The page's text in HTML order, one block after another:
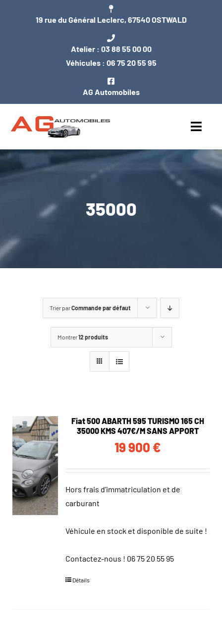
19 rue du Général Leclerc, 67540 OSTWALD
Atelier : 03 88 55 00 00
Véhicules : 06 75 20 55 95
AG Automobiles
ACCUEIL
ENTRETIEN / MÉCANIQUE
CARROSSERIE / VITRAGE
35000
Trier parCommande par défaut
Montrer12 produits
Fiat 500 ABARTH 595 TURISMO 165 CH
35000 KMS 407€/M SANS APPORT
19 900 €
Hors frais d’immatriculation et de
carburant
Véhicule en stock et disponible de suite !
Contactez-nous ! 06 75 20 55 95
Détails